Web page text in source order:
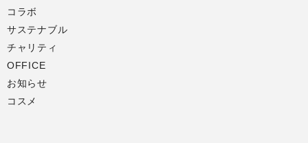
コラボ
サステナブル
チャリティ
OFFICE
お知らせ
コスメ